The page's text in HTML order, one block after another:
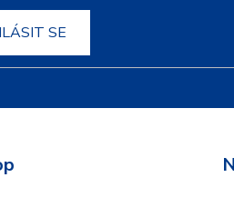
SE